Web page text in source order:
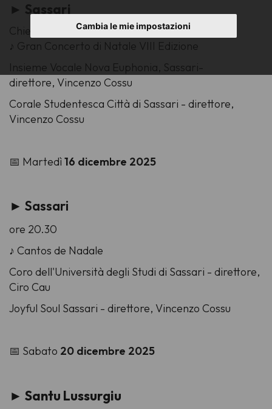
Cambia le mie impostazioni
► Sassari
Chiesa di Santa Caterina, ore 20.30
♪ Gran Concerto di Natale VIII Edizione
Insieme Vocale Nova Euphonia, Sassari-
direttore, Vincenzo Cossu
Corale Studentesca Città di Sassari - direttore,
Vincenzo Cossu
📅 Martedì16 dicembre 2025
► Sassari
ore 20.30
♪ Cantos de Nadale
Coro dell'Università degli Studi di Sassari - direttore,
Ciro Cau
Joyful Soul Sassari - direttore, Vincenzo Cossu
📅 Sabato 20 dicembre 2025
► Santu Lussurgiu